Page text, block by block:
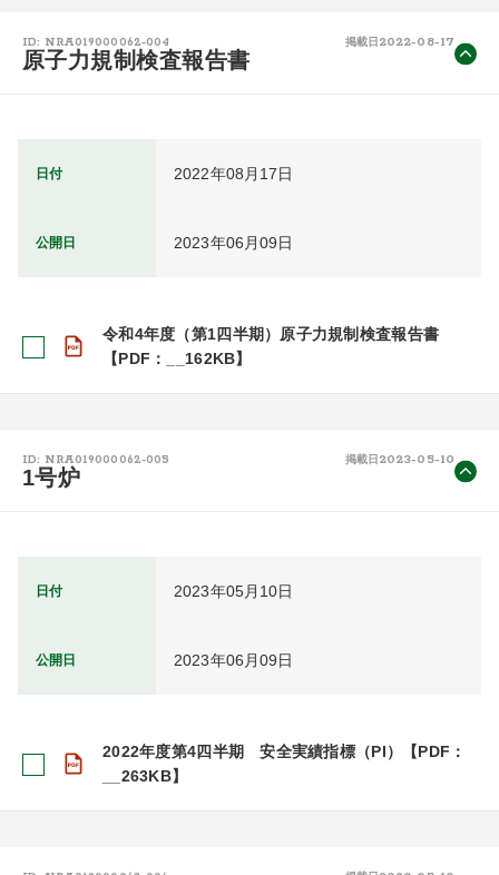
ID: NRA019000062-004 掲載日 2022-08-17
原子力規制検査報告書
日付 2022年08月17日
公開日 2023年06月09日
令和4年度（第1四半期）原子力規制検査報告書
【PDF：__162KB】
ID: NRA019000062-005 掲載日 2023-05-10
1号炉
日付 2023年05月10日
公開日 2023年06月09日
2022年度第4四半期 安全実績指標（PI）【PDF：
__263KB】